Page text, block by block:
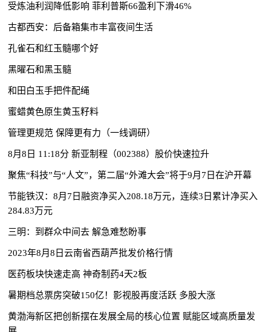
受炼油利润降低影响 菲利普斯66盈利下滑46%
古都西安：后备箱集市丰富夜间生活
孔雀石和红玉髓哪个好
黑曜石和黑玉髓
和田白玉手把件配绳
蜜蜡黄色原生黄玉籽料
管理更规范 保障更有力（一线调研）
8月8日 11:18分 新亚制程（002388）股价快速拉升
聚焦“科技”与“人文”，第二届“外滩大会”将于9月7日在沪开幕
节能铁汉：8月7日融资净买入208.18万元，连续3日累计净买入
284.83万元
三明：到群众中间去 解急难愁盼事
2023年8月8日云南省西葫芦批发价格行情
医药板块快速走高 神奇制药4天2板
暑期档总票房突破150亿！影视股再度活跃 多股大涨
黄渤海新区把创新摆在发展全局的核心位置 赋能区域高质量发